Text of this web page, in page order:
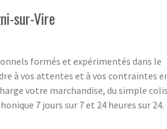
sur-Vire
formés et expérimentés dans le
à vos attentes et à vos contraintes
votre marchandise, du simple
7 jours sur 7 et 24 heures sur 24.